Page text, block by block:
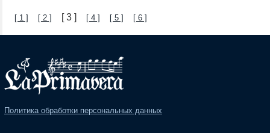
[ 1 ] [ 2 ] [ 3 ] [ 4 ] [ 5 ] [ 6 ]
Политика обработки персональных данных